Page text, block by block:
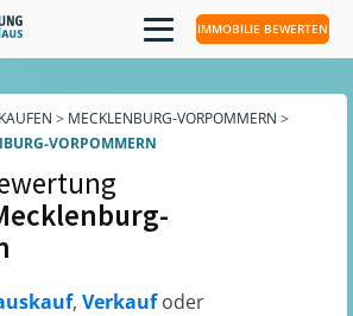
IMMOBILIE BEWERTEN
> MECKLENBURG-VORPOMMERN >
VORPOMMERN
, Verkaufoder